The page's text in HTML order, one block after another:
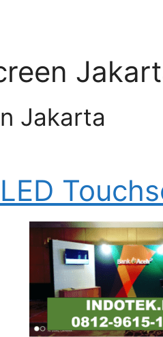
Jakarta